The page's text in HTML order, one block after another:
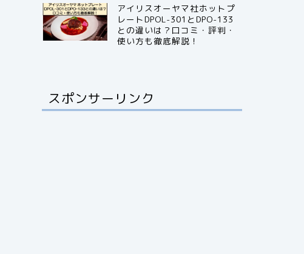
アイリスオーヤマ社ホットプ
レートDPOL-301とDPO-133
との違いは？口コミ・評判・
使い方も徹底解説！
スポンサーリンク